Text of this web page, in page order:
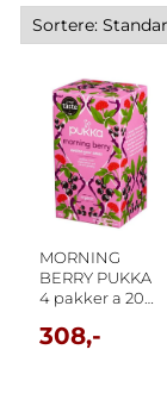
MORNING
BERRY PUKKA
4 pakker a 20
308,-